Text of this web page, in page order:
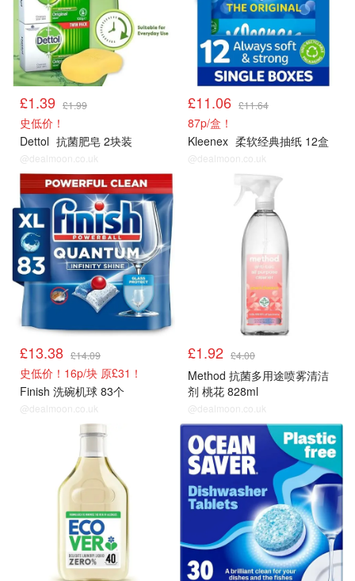
£1.39 £1.99
史低价！
Dettol 抗菌肥皂 2块装
@dealmoon.co.uk
£11.06 £11.64
87p/盒！
Kleenex 柔软经典抽纸 12盒
@dealmoon.co.uk
£13.38 £14.09
史低价！16p/块 原£31！
Finish 洗碗机球 83个
@dealmoon.co.uk
£1.92 £4.00
Method 抗菌多用途喷雾清洁
剂 桃花 828ml
@dealmoon.co.uk